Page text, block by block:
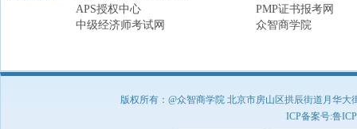
APS授权中心
PMP证书报考网
中级经济师考试网
众智商学院
版权所有：@众智商学院 北京市房山区拱辰街道月华
ICP备案号:鲁